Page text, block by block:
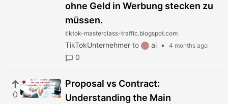
ohne Geld in Werbung stecken zu
müssen.
tiktok-masterclass-traffic.blogspot.com
TikTokUnternehmer to ai • 4 months ago
0
0
Proposal vs Contract:
Understanding the Main